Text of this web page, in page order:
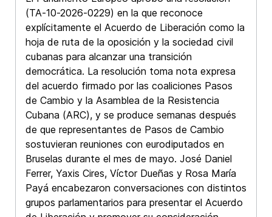
(TA-10-2026-0229) en la que reconoce
explícitamente el Acuerdo de Liberación como la
hoja de ruta de la oposición y la sociedad civil
cubanas para alcanzar una transición
democrática. La resolución toma nota expresa
del acuerdo firmado por las coaliciones Pasos
de Cambio y la Asamblea de la Resistencia
Cubana (ARC), y se produce semanas después
de que representantes de Pasos de Cambio
sostuvieran reuniones con eurodiputados en
Bruselas durante el mes de mayo. José Daniel
Ferrer, Yaxis Cires, Víctor Dueñas y Rosa María
Payá encabezaron conversaciones con distintos
grupos parlamentarios para presentar el Acuerdo